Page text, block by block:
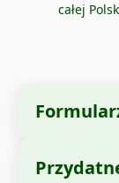
całej